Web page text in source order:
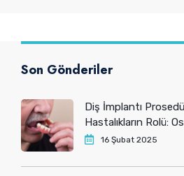
Son Gönderiler
Diş İmplantı
Hastalıkların Rolü:
Yenimahalle’deki
16 Şubat 2025